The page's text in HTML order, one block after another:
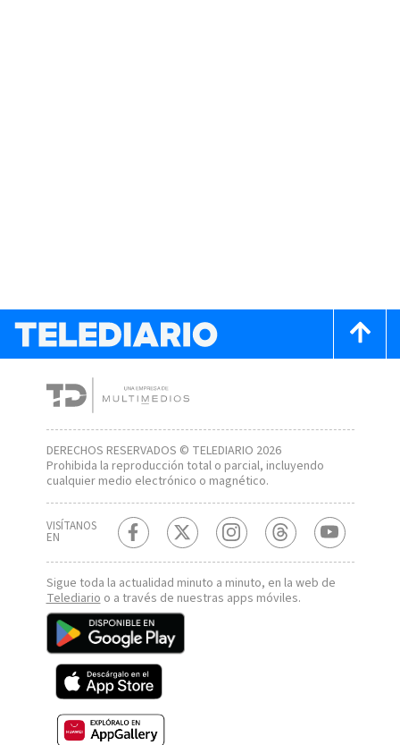
DERECHOS RESERVADOS © TELEDIARIO 2026
Prohibida la reproducción total o parcial, incluyendo
cualquier medio electrónico o magnético.
VISÍTANOS
EN
Sigue toda la actualidad minuto a minuto, en la web de
Telediario o a través de nuestras apps móviles.